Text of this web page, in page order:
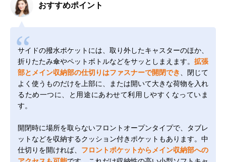
おすすめポイント
サイドの撥水ポケットには、取り外したキャスターのほか、
折りたたみ傘やペットボトルなどをサッとしまえます。 拡張
部とメイン収納部の仕切りはファスナーで開閉でき、閉じて
よく使うものだけを上部に、または開いて大きな荷物を入れ
るため一つに、と用途にあわせて利用しやすくなっていま
す。
開閉時に場所を取らないフロントオープンタイプで、タブレ
ットなどを収納するクッション付きポケットもあります。中
仕切りを開ければ、 フロントポケットからメイン収納部への